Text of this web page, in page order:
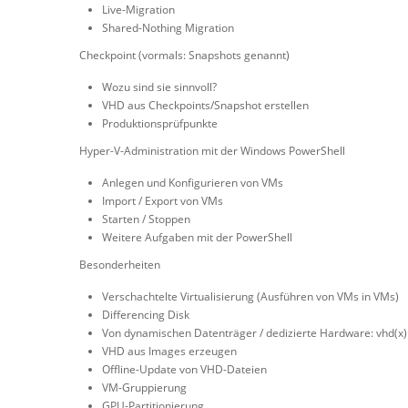
Live-Migration
Shared-Nothing Migration
Checkpoint (vormals: Snapshots genannt)
Wozu sind sie sinnvoll?
VHD aus Checkpoints/Snapshot erstellen
Produktionsprüfpunkte
Hyper-V-Administration mit der Windows PowerShell
Anlegen und Konfigurieren von VMs
Import / Export von VMs
Starten / Stoppen
Weitere Aufgaben mit der PowerShell
Besonderheiten
Verschachtelte Virtualisierung (Ausführen von VMs in VMs)
Differencing Disk
Von dynamischen Datenträger / dedizierte Hardware: vhd(x)
VHD aus Images erzeugen
Offline-Update von VHD-Dateien
VM-Gruppierung